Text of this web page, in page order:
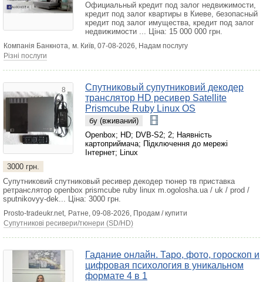
Официальный кредит под залог недвижимости,
кредит под залог квартиры в Киеве, безопасный
кредит под залог имущества, кредит под залог
недвижимости ... Ціна: 15 000 000 грн.
Компанія Банкнота, м. Київ, 07-08-2026, Надам послугу
Різні послуги
8
Спутниковый супутниковий декодер
транслятор HD ресивер Satellite
Prismcube Ruby Linux OS
бу (вживаний)
Openbox; HD; DVB-S2; 2; Наявність
картоприймача; Підключення до мережі
Інтернет; Linux
3000 грн.
Супутниковий спутниковый ресивер декодер тюнер тв приставка
ретранслятор openbox prismcube ruby linux m.ogolosha.ua / uk / prod /
sputnikovyy-dek... Ціна: 3000 грн.
Prosto-tradeukr.net, Ратне, 09-08-2026, Продам / купити
Супутникові ресивери/тюнери (SD/HD)
Гадание онлайн. Таро, фото, гороскоп и
цифровая психология в уникальном
формате 4 в 1